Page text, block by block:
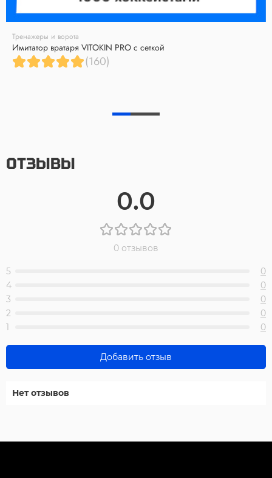
Тренажеры и ворота
Имитатор вратаря VITOKIN PRO с сеткой
(160)
ОТЗЫВЫ
0.0
0 отзывов
5
0
4
0
3
0
2
0
1
0
Добавить отзыв
Нет отзывов